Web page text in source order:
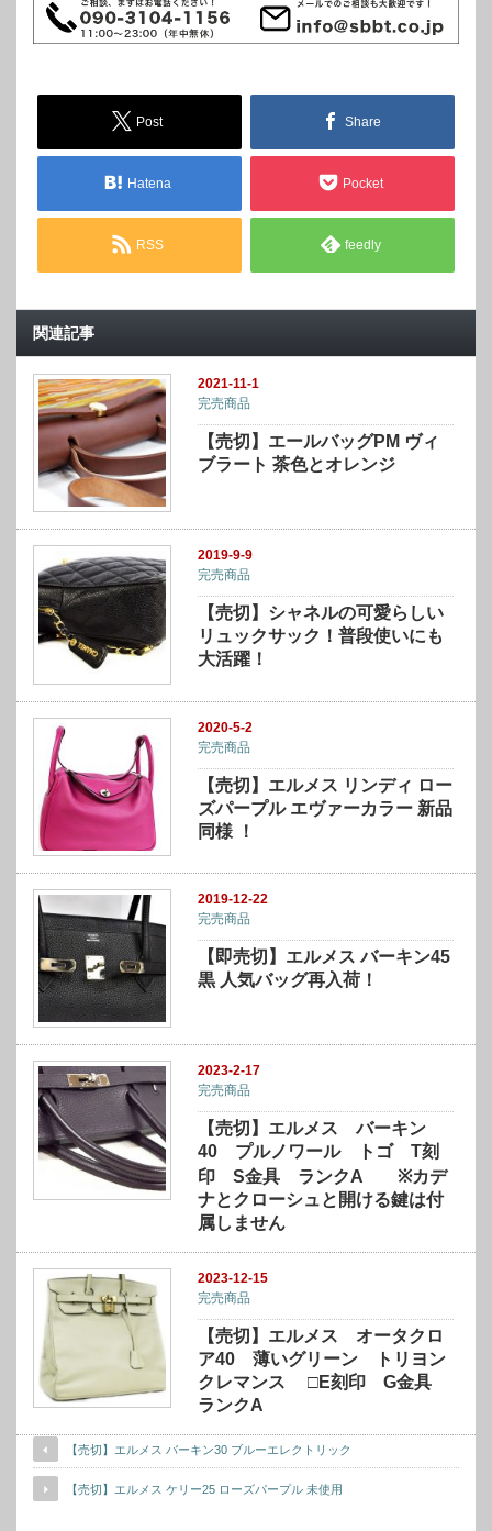
Post Share
Hatena Pocket
RSS feedly
関連記事
2021-11-1
完売商品
【売切】エールバッグPM ヴィ
ブラート 茶色とオレンジ
2019-9-9
完売商品
【売切】シャネルの可愛らしい
リュックサック！普段使いにも
大活躍！
2020-5-2
完売商品
【売切】エルメス リンディ ロー
ズパープル エヴァーカラー 新品
同様 ！
2019-12-22
完売商品
【即売切】エルメス バーキン45
黒 人気バッグ再入荷！
2023-2-17
完売商品
【売切】エルメス バーキン
40 プルノワール トゴ T刻
印 S金具 ランクA ※カデ
ナとクローシュと開ける鍵は付
属しません
2023-12-15
完売商品
【売切】エルメス オータクロ
ア40 薄いグリーン トリヨン
クレマンス □E刻印 G金具
ランクA
【売切】エルメス バーキン30 ブルーエレクトリック
【売切】エルメス ケリー25 ローズパープル 未使用